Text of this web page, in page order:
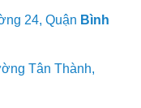
24, Quận Bình
Tân Thành,